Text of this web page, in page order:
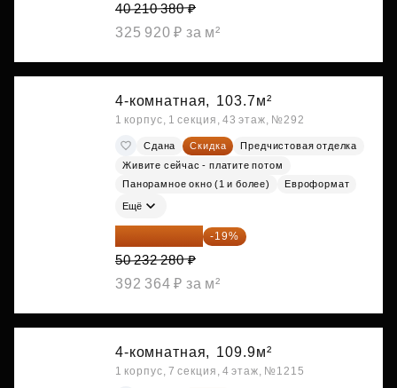
40 210 380 ₽
325 920 ₽ за м²
4-комнатная, 103.7м²
1 корпус, 1 секция, 43 этаж, №292
Сдана Скидка
Предчистовая отделка
Живите сейчас - платите потом
Панорамное окно (1 и более)
Евроформат
Ещё
40 688 147 ₽ -19%
50 232 280 ₽
392 364 ₽ за м²
4-комнатная, 109.9м²
1 корпус, 7 секция, 4 этаж, №1215